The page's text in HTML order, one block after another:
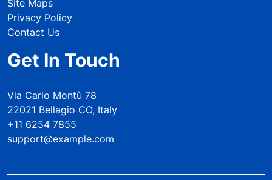
Site Maps
Privacy Policy
Contact Us
Get In Touch
Via Carlo Montù 78
22021 Bellagio CO, Italy
+11 6254 7855
support@example.com